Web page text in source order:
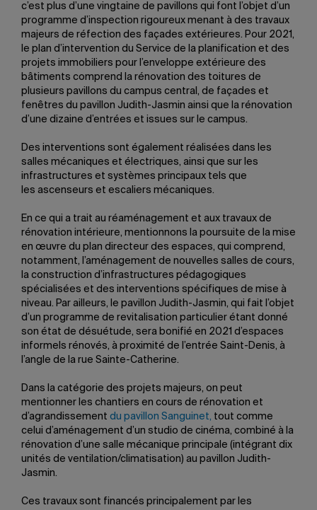
c’est plus d’une vingtaine de pavillons qui font l’objet d’un
programme d’inspection rigoureux menant à des travaux
majeurs de réfection des façades extérieures. Pour 2021,
le plan d’intervention du Service de la planification et des
projets immobiliers pour l’enveloppe extérieure des
bâtiments comprend la rénovation des toitures de
plusieurs pavillons du campus central, de façades et
fenêtres du pavillon Judith-Jasmin ainsi que la rénovation
d’une dizaine d’entrées et issues sur le campus.
Des interventions sont également réalisées dans les
salles mécaniques et électriques, ainsi que sur les
infrastructures et systèmes principaux tels que
les ascenseurs et escaliers mécaniques.
En ce qui a trait au réaménagement et aux travaux de
rénovation intérieure, mentionnons la poursuite de la mise
en œuvre du plan directeur des espaces, qui comprend,
notamment, l’aménagement de nouvelles salles de cours,
la construction d’infrastructures pédagogiques
spécialisées et des interventions spécifiques de mise à
niveau. Par ailleurs, le pavillon Judith-Jasmin, qui fait l’objet
d’un programme de revitalisation particulier étant donné
son état de désuétude, sera bonifié en 2021 d’espaces
informels rénovés, à proximité de l’entrée Saint-Denis, à
l’angle de la rue Sainte-Catherine.
Dans la catégorie des projets majeurs, on peut
mentionner les chantiers en cours de rénovation et
d’agrandissement du pavillon Sanguinet, tout comme
celui d’aménagement d’un studio de cinéma, combiné à la
rénovation d’une salle mécanique principale (intégrant dix
unités de ventilation/climatisation) au pavillon Judith-
Jasmin.
Ces travaux sont financés principalement par les